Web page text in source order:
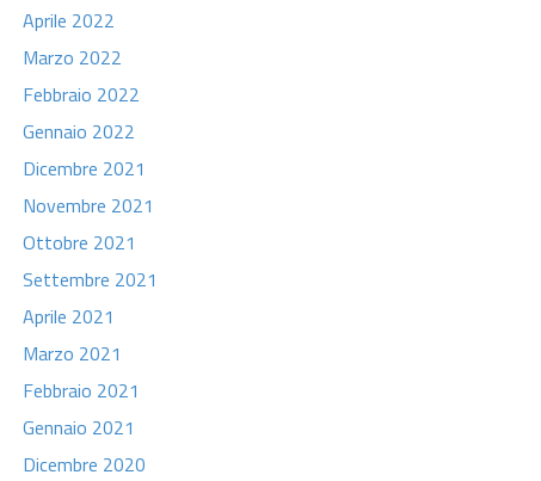
Aprile 2022
Marzo 2022
Febbraio 2022
Gennaio 2022
Dicembre 2021
Novembre 2021
Ottobre 2021
Settembre 2021
Aprile 2021
Marzo 2021
Febbraio 2021
Gennaio 2021
Dicembre 2020